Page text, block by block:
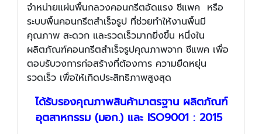
จำหน่ายแผ่นพื้นกลวงคอนกรีตอัดแรง ซีแพค หรือ
ระบบพื้นคอนกรีตสำเร็จรูป ที่ช่วยทำให้งานพื้นมี
คุณภาพ สะดวก และรวดเร็วมากยิ่งขึ้น หนึ่งใน
ผลิตภัณฑ์คอนกรีตสำเร็จรูปคุณภาพจาก ซีแพค เพื่อ
ตอบรับวงการก่อสร้างที่ต้องการ ความยืดหยุ่น
รวดเร็ว เพื่อให้เกิดประสิทธิภาพสูงสุด
ได้รับรองคุณภาพสินค้ามาตรฐาน ผลิตภัณฑ์
อุตสาหกรรม (มอก.) และ ISO9001 : 2015